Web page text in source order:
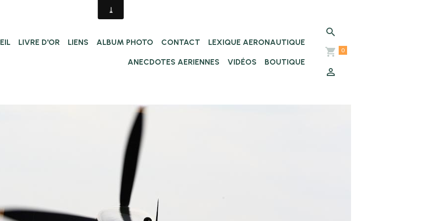
LIVRE D'OR LIENS ALBUM PHOTO CONTACT LEXIQUE AERONAUTIQUE
ANECDOTES AERIENNES VIDÉOS BOUTIQUE
0